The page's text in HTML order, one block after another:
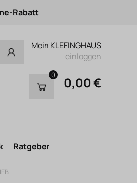
Rabatt
Mein KLEFINGHAUS
einloggen
0 0,00 €
Ratgeber